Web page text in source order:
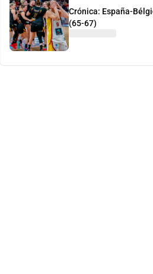
Crónica: España-
(65-67)